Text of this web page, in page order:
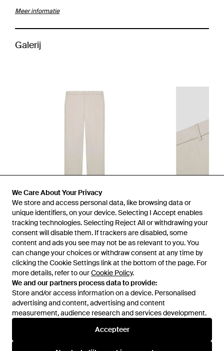
We Care About Your Privacy
We store and access personal data, like browsing data or
unique identifiers, on your device. Selecting I Accept enables
tracking technologies. Selecting Reject All or withdrawing your
consent will disable them. If trackers are disabled, some
content and ads you see may not be as relevant to you. You
can change your choices or withdraw consent at any time by
clicking the Cookie Settings link at the bottom of the page. For
more details, refer to ourCookie Policy.
We and our partners process data to provide:
Store and/or access information on a device. Personalised
advertising and content, advertising and content
measurement, audience research and services development.
Accepteer
Meer informatie
Galerij
Eerder verkocht bij:Miinto